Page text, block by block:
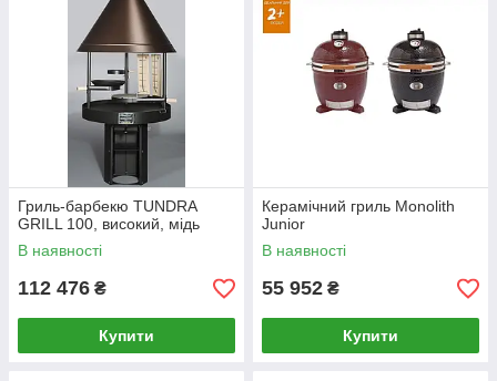
Гриль-барбекю TUNDRA
GRILL 100, високий, мідь
В наявності
112 476 ₴
Купити
Керамічний гриль Monolith
Junior
В наявності
55 952 ₴
Купити